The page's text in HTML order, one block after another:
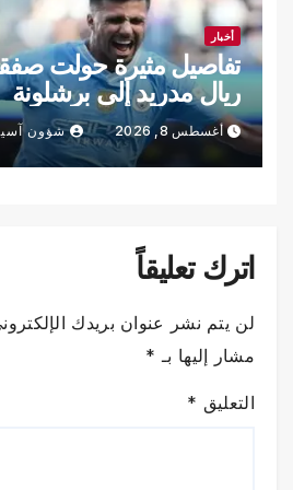
أخبار
تفاصيل مثيرة حولت
ريال مدريد إلى برشلونة
أغسطس 8, 2026 شؤون
اترك تعليقاً
لن يتم نشر عنوان بريدك
مشار إليها بـ *
التعليق *